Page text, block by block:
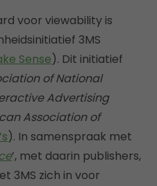
voor viewability is
3MS
Sense). Dit initiatief
of National
Advertising
Association of
). In samenspraak met
’, met daarin publishers,
3MS zich in voor